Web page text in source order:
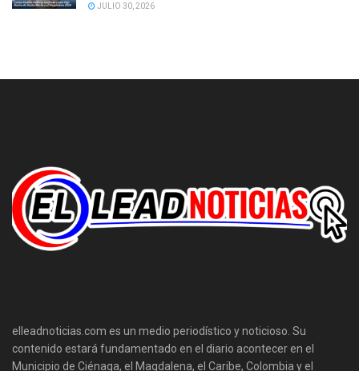
JULIO 30, 2026
elleadnoticias.com es un medio periodístico y noticioso. Su
contenido estará fundamentado en el diario acontecer en el
Municipio de Ciénaga, el Magdalena, el Caribe, Colombia y el